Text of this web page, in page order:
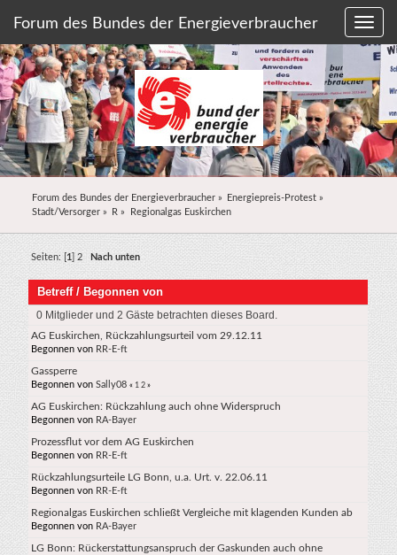
Forum des Bundes der Energieverbraucher
Forum des Bundes der Energieverbraucher» Energiepreis-Protest »
Stadt/Versorger» R » Regionalgas Euskirchen
Seiten: [ 1] 2 Nach unten
Betreff/ Begonnen von
0 Mitglieder und 2 Gäste betrachten dieses Board.
AG Euskirchen, Rückzahlungsurteil vom 29.12.11
Begonnen von RR-E-ft
Gassperre
Begonnen vonSally08 « 1 2 »
AG Euskirchen: Rückzahlung auch ohne Widerspruch
Begonnen von RA-Bayer
Prozessflut vor dem AG Euskirchen
Begonnen von RR-E-ft
Rückzahlungsurteile LG Bonn, u.a. Urt. v. 22.06.11
Begonnen von RR-E-ft
Regionalgas Euskirchen schließt Vergleiche mit klagenden Kunden ab
Begonnen von RA-Bayer
LG Bonn: Rückerstattungsanspruch der Gaskunden auch ohne